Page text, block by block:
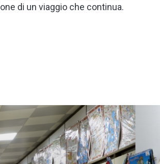
di un viaggio che continua.